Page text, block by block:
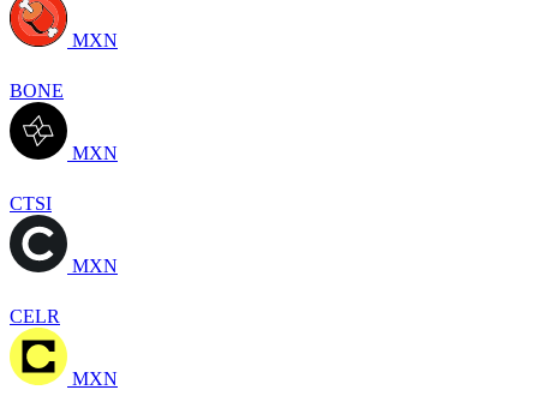
MXN
BONE
MXN
CTSI
MXN
CELR
MXN